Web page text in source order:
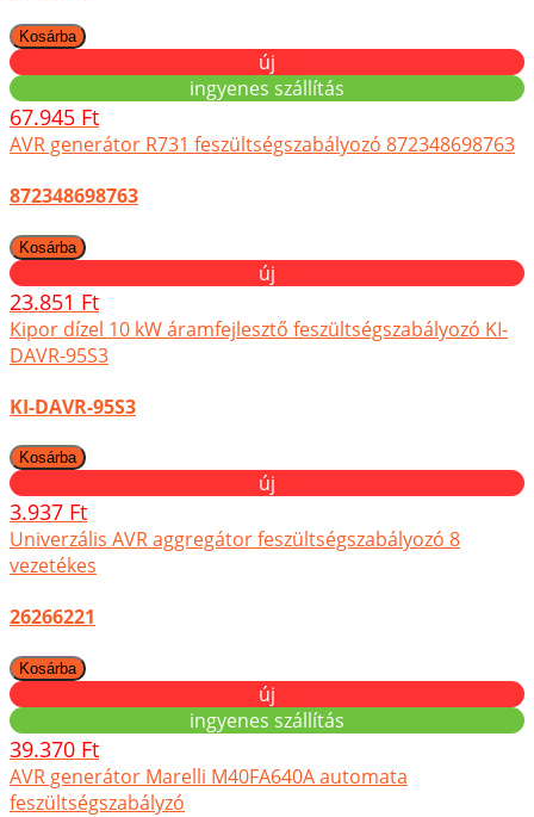
új
ingyenes szállítás
67.945 Ft
AVR generátor R731 feszültségszabályozó 872348698763
872348698763
új
23.851 Ft
Kipor dízel 10 kW áramfejlesztő feszültségszabályozó KI-
DAVR-95S3
KI-DAVR-95S3
új
3.937 Ft
Univerzális AVR aggregátor feszültségszabályozó 8
vezetékes
26266221
új
ingyenes szállítás
39.370 Ft
AVR generátor Marelli M40FA640A automata
feszültségszabályzó